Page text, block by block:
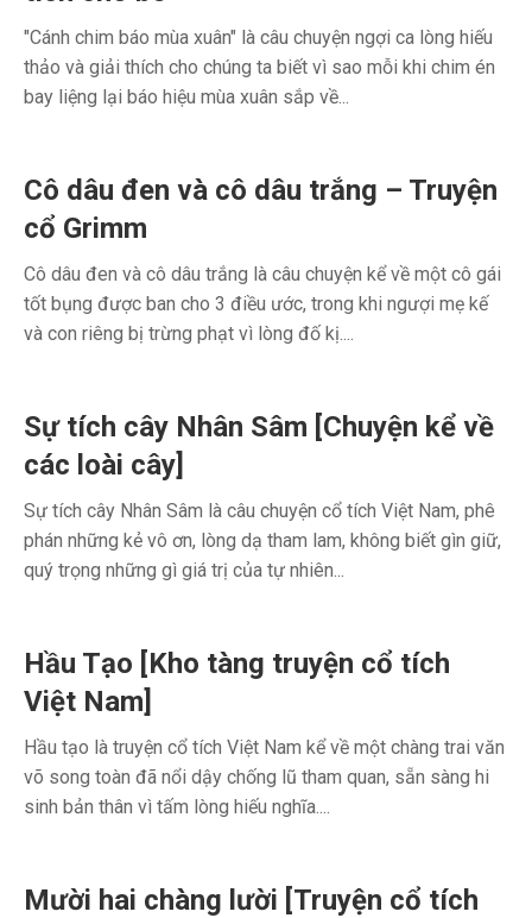
"Cánh chim báo mùa xuân" là câu chuyện ngợi ca lòng hiếu
thảo và giải thích cho chúng ta biết vì sao mỗi khi chim én
bay liệng lại báo hiệu mùa xuân sắp về...
Cô dâu đen và cô dâu trắng – Truyện
cổ Grimm
Cô dâu đen và cô dâu trắng là câu chuyện kể về một cô gái
tốt bụng được ban cho 3 điều ước, trong khi ngượi mẹ kế
và con riêng bị trừng phạt vì lòng đố kị....
Sự tích cây Nhân Sâm [Chuyện kể về
các loài cây]
Sự tích cây Nhân Sâm là câu chuyện cổ tích Việt Nam, phê
phán những kẻ vô ơn, lòng dạ tham lam, không biết gìn giữ,
quý trọng những gì giá trị của tự nhiên...
Hầu Tạo [Kho tàng truyện cổ tích
Việt Nam]
Hầu tạo là truyện cổ tích Việt Nam kể về một chàng trai văn
võ song toàn đã nổi dậy chống lũ tham quan, sẵn sàng hi
sinh bản thân vì tấm lòng hiếu nghĩa....
Mười hai chàng lười [Truyện cổ tích